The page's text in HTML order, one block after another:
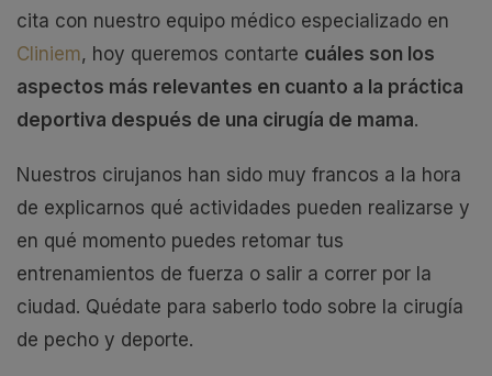
cita con nuestro equipo médico especializado en
Cliniem, hoy queremos contarte cuáles son los
aspectos más relevantes en cuanto a la práctica
deportiva después de una cirugía de mama.
Nuestros cirujanos han sido muy francos a la hora
de explicarnos qué actividades pueden realizarse y
en qué momento puedes retomar tus
entrenamientos de fuerza o salir a correr por la
ciudad. Quédate para saberlo todo sobre la cirugía
de pecho y deporte.